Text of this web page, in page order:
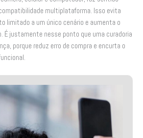
multiplataforma. Isso evita
limitado a um único cenário e aumenta o
É justamente nesse ponto que uma curadoria
porque reduz erro de compra e encurta o